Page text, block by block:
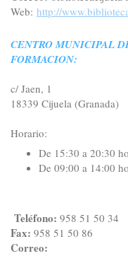
Web: http://
CENTRO MUNICIPAL
FORMACION:
c/ Jaen, 1
18339 Cijuela (Granada)
Horario:
De 15:30 a 20:30
De 09:00 a 14:00
Teléfono: 958 51 50 34
Fax: 958 51 50 86
Correo: